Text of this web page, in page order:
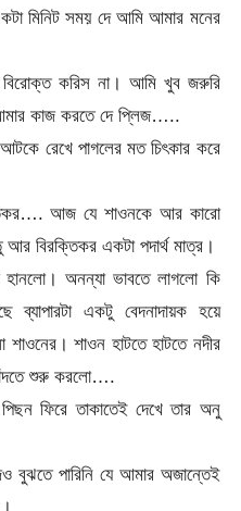
মিনিট সময় দে আমি আমার মনের
করিস না। আমি খুব জরুরি
কাজ করতে দে প্লিজ…..
রেখে পাগলের মত চিৎকার করে
আজ যে শাওনকে আর কারো
বিরক্তিকর একটা পদার্থ মাত্র।
অনন্যা ভাবতে লাগলো কি
একটু বেদনাদায়ক হয়ে
শাওন হাটতে হাটতে নদীর
শুরু করলো….
ফিরে তাকাতেই দেখে তার অনু
বুঝতে পারিনি যে আমার অজান্তেই